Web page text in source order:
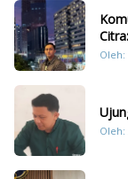
Oleh:
Oleh: